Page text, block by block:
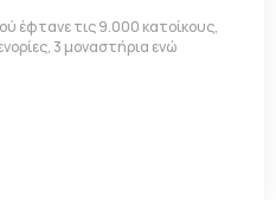
έφτανε τις 9.000 κατοίκους,
3 μοναστήρια ενώ